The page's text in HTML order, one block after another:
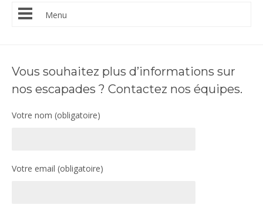
Menu
Vous souhaitez plus d’informations sur
nos escapades ? Contactez nos équipes.
Votre nom (obligatoire)
Votre email (obligatoire)